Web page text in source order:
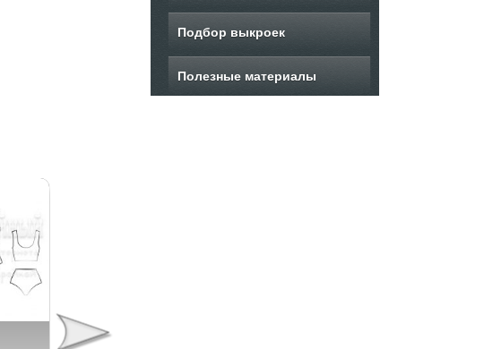
Подбор выкроек
Полезные материалы